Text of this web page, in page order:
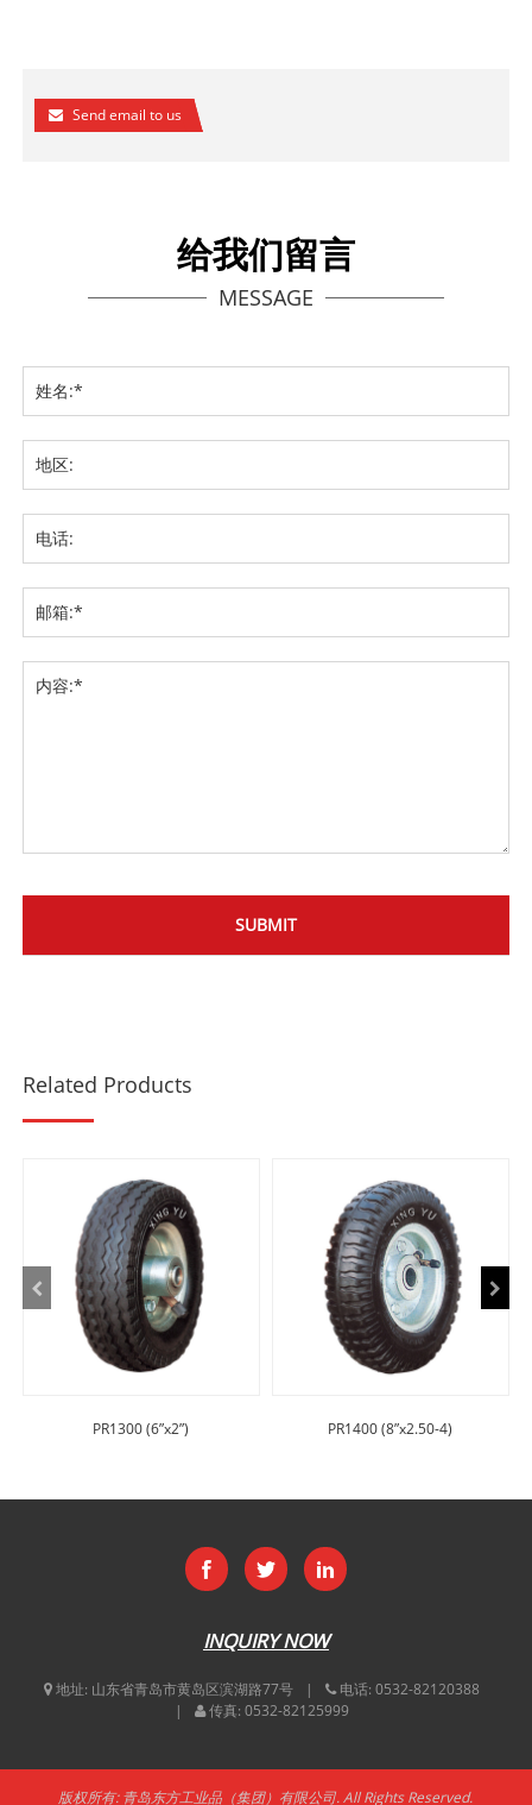
Send email to us
给我们留言
MESSAGE
Related Products
PR1300 (6”x2”) PR1400 (8”x2.50-4)
INQUIRY NOW
地址: 山东省青岛市黄岛区滨湖路77号 电话: 0532-82120388
传真: 0532-82125999
版权所有: 青岛东方工业品（集团）有限公司. All Rights Reserved.